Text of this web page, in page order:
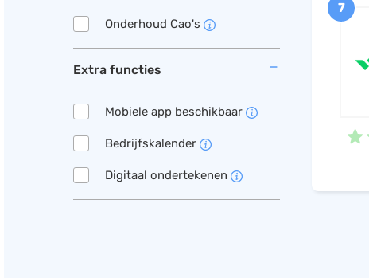
7
Onderhoud Cao's
Extra functies
Mobiele app beschikbaar
Bedrijfskalender
Digitaal ondertekenen